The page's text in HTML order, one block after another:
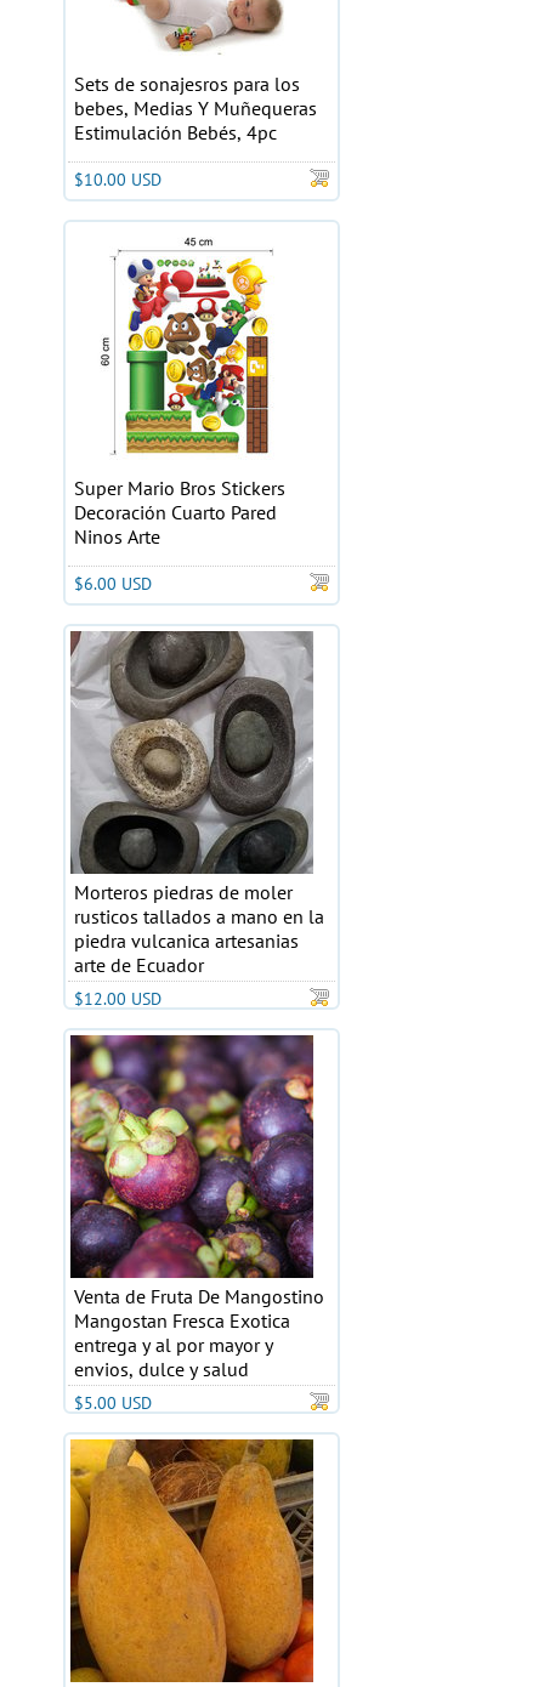
Sets de sonajesros para los
bebes, Medias Y Muñequeras
Estimulación Bebés, 4pc
$10.00 USD
Super Mario Bros Stickers
Decoración Cuarto Pared
Ninos Arte
$6.00 USD
Morteros piedras de moler
rusticos tallados a mano en la
piedra vulcanica artesanias
arte de Ecuador
$12.00 USD
Venta de Fruta De Mangostino
Mangostan Fresca Exotica
entrega y al por mayor y
envios, dulce y salud
$5.00 USD